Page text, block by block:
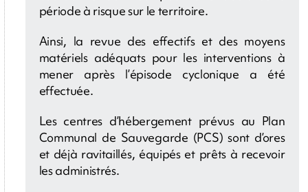
période à risque sur le territoire.
Ainsi, la revue des effectifs et des moyens
matériels adéquats pour les interventions à
mener après l’épisode cyclonique a été
effectuée.
Les centres d’hébergement prévus au Plan
Communal de Sauvegarde (PCS) sont d’ores
et déjà ravitaillés, équipés et prêts à recevoir
les administrés.